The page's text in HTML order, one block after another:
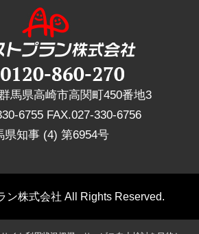
馬県高崎市高関町450番地3
6755 FAX.027-330-6756
県知事 (4) 第6954号
ン株式会社 All Rights Reserved.